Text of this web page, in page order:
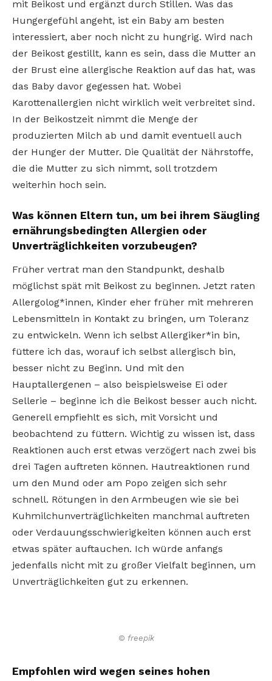
mit Beikost und ergänzt durch Stillen. Was das
Hungergefühl angeht, ist ein Baby am besten
interessiert, aber noch nicht zu hungrig. Wird nach
der Beikost gestillt, kann es sein, dass die Mutter an
der Brust eine allergische Reaktion auf das hat, was
das Baby davor gegessen hat. Wobei
Karottenallergien nicht wirklich weit verbreitet sind.
In der Beikostzeit nimmt die Menge der
produzierten Milch ab und damit eventuell auch
der Hunger der Mutter. Die Qualität der Nährstoffe,
die die Mutter zu sich nimmt, soll trotzdem
weiterhin hoch sein.
Was können Eltern tun, um bei ihrem Säugling
ernährungsbedingten Allergien oder
Unverträglichkeiten vorzubeugen?
Früher vertrat man den Standpunkt, deshalb
möglichst spät mit Beikost zu beginnen. Jetzt raten
Allergolog*innen, Kinder eher früher mit mehreren
Lebensmitteln in Kontakt zu bringen, um Toleranz
zu entwickeln. Wenn ich selbst Allergiker*in bin,
füttere ich das, worauf ich selbst allergisch bin,
besser nicht zu Beginn. Und mit den
Hauptallergenen – also beispielsweise Ei oder
Sellerie – beginne ich die Beikost besser auch nicht.
Generell empfiehlt es sich, mit Vorsicht und
beobachtend zu füttern. Wichtig zu wissen ist, dass
Reaktionen auch erst etwas verzögert nach zwei bis
drei Tagen auftreten können. Hautreaktionen rund
um den Mund oder am Popo zeigen sich sehr
schnell. Rötungen in den Armbeugen wie sie bei
Kuhmilchunverträglichkeiten manchmal auftreten
oder Verdauungsschwierigkeiten können auch erst
etwas später auftauchen. Ich würde anfangs
jedenfalls nicht mit zu großer Vielfalt beginnen, um
Unverträglichkeiten gut zu erkennen.
© freepik
Empfohlen wird wegen seines hohen